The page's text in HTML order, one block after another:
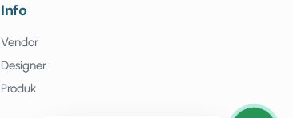
Info
Vendor
Designer
Produk